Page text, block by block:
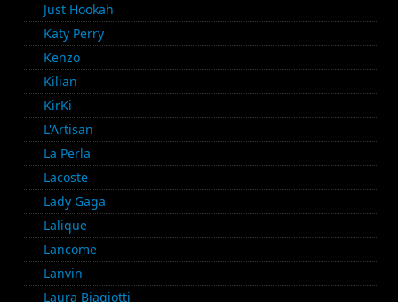
Just Hookah
Katy Perry
Kenzo
Kilian
KirKi
L'Artisan
La Perla
Lacoste
Lady Gaga
Lalique
Lancome
Lanvin
Laura Biagiotti